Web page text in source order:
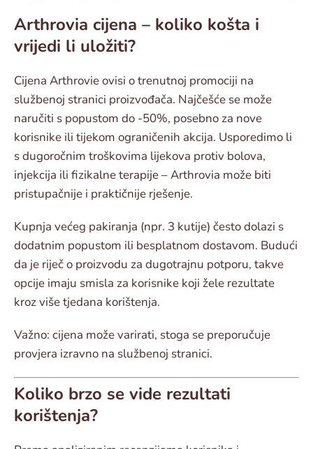
Arthrovia cijena – koliko košta i
vrijedi li uložiti?
Cijena Arthrovie ovisi o trenutnoj promociji na
službenoj stranici proizvođača. Najčešće se može
naručiti s popustom do -50%, posebno za nove
korisnike ili tijekom ograničenih akcija. Usporedimo li
s dugoročnim troškovima lijekova protiv bolova,
injekcija ili fizikalne terapije – Arthrovia može biti
pristupačnije i praktičnije rješenje.
Kupnja većeg pakiranja (npr. 3 kutije) često dolazi s
dodatnim popustom ili besplatnom dostavom. Budući
da je riječ o proizvodu za dugotrajnu potporu, takve
opcije imaju smisla za korisnike koji žele rezultate
kroz više tjedana korištenja.
Važno: cijena može varirati, stoga se preporučuje
provjera izravno na službenoj stranici.
Koliko brzo se vide rezultati
korištenja?